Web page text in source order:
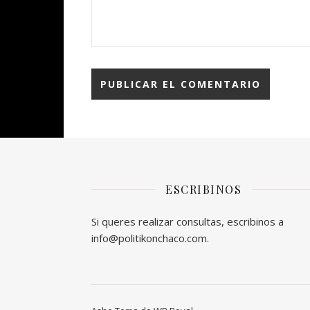
ESCRIBINOS
Si queres realizar consultas, escribinos a
info@politikonchaco.com.